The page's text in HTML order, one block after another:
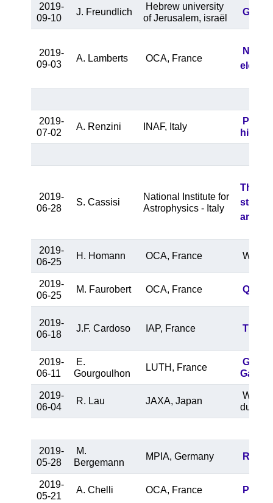
2019-
09-10
J. Freundlich
Hebrew university
of Jerusalem, israël
2019-
09-03
A. Lamberts OCA, France
Now
2019-
07-02
A. Renzini INAF, Italy
high
2019-
06-28
S. Cassisi
National Institute for
Astrophysics - Italy
The
stellar
and
2019-
06-25
H. Homann OCA, France Why
2019-
06-25
M. Faurobert OCA, France Quiet
2019-
06-18
J.F. Cardoso IAP, France The
2019-
06-11
E.
Gourgoulhon
LUTH, France
2019-
06-04
R. Lau JAXA, Japan
WR
dust in
2019-
05-28
M.
Bergemann
MPIA, Germany
2019-
05-21
A. Chelli OCA, France